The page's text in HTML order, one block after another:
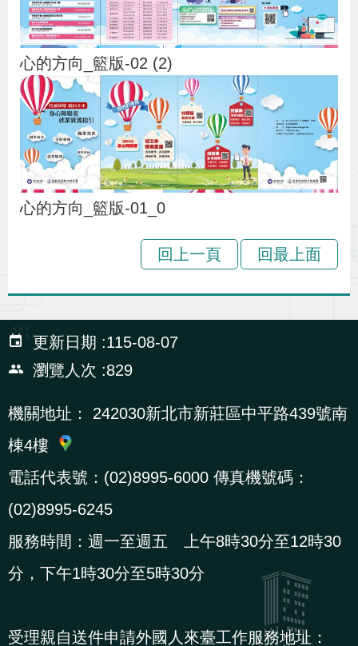
民
服
務
業
務
專
區
導
專
區
相
關
結
站
意
字
計
n
首
S
心的方向_籃版-02 (2)
心的方向_籃版-01_0
回上一頁 回最上面
:::
更新日期
115-08-07
瀏覽人次
829
機關地址：
242030新北市新莊區中平路439號南
棟4樓
電話代表號：(02)8995-6000 傳真機號碼：
(02)8995-6245
服務時間：週一至週五 上午8時30分至12時30
分，下午1時30分至5時30分
受理親自送件申請外國人來臺工作服務地址：